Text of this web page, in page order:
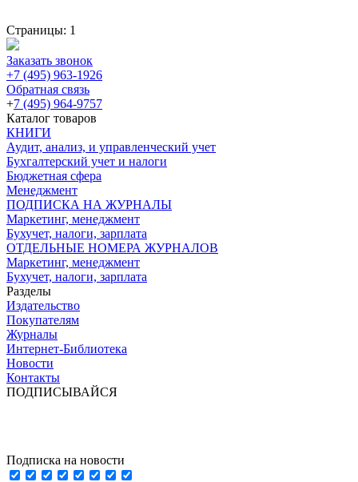
Страницы: 1
Заказать звонок
+7 (495) 963-1926
Обратная связь
+7 (495) 964-9757
Каталог товаров
КНИГИ
Аудит, анализ, и управленческий учет
Бухгалтерский учет и налоги
Бюджетная сфера
Менеджмент
ПОДПИСКА НА ЖУРНАЛЫ
Маркетинг, менеджмент
Бухучет, налоги, зарплата
ОТДЕЛЬНЫЕ НОМЕРА ЖУРНАЛОВ
Маркетинг, менеджмент
Бухучет, налоги, зарплата
Разделы
Издательство
Покупателям
Журналы
Интернет-Библиотека
Новости
Контакты
ПОДПИСЫВАЙСЯ
Подписка на новости